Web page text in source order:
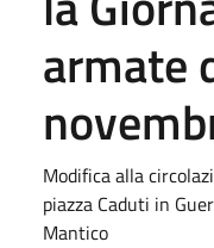
armate
Modifica alla
piazza Caduti in
Mantico